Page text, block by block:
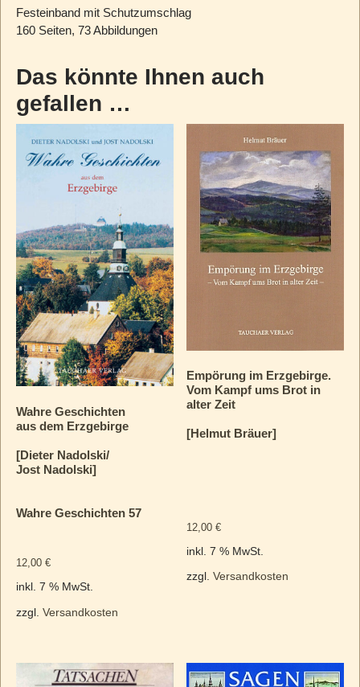
Festeinband mit Schutzumschlag
160 Seiten, 73 Abbildungen
Das könnte Ihnen auch
gefallen …
Wahre Geschichten
aus dem Erzgebirge
[Dieter Nadolski/
Jost Nadolski]
Wahre Geschichten 57
12,00 €
inkl. 7 % MwSt.
zzgl. Versandkosten
Empörung im Erzgebirge.
Vom Kampf ums Brot in
alter Zeit
[Helmut Bräuer]
12,00€
inkl. 7 % MwSt.
zzgl.Versandkosten